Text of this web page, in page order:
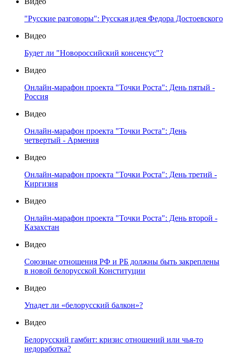
"Русские разговоры": Русская идея Федора Достоевского
Видео
Будет ли "Новороссийский консенсус"?
Видео
Онлайн-марафон проекта "Точки Роста": День пятый -
Россия
Видео
Онлайн-марафон проекта "Точки Роста": День
четвертый - Армения
Видео
Онлайн-марафон проекта "Точки Роста": День третий -
Киргизия
Видео
Онлайн-марафон проекта "Точки Роста": День второй -
Казахстан
Видео
Союзные отношения РФ и РБ должны быть закреплены
в новой белорусской Конституции
Видео
Упадет ли «белорусский балкон»?
Видео
Белорусский гамбит: кризис отношений или чья-то
недоработка?